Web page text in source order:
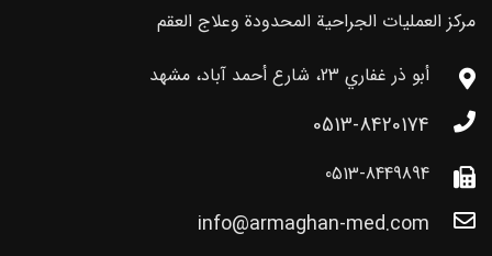
مركز العمليات الجراحية المحدودة وعلاج العقم
أبو ذر غفاري 23، شارع أحمد آباد، مشهد
0513-8420174
0513-8449894
info@armaghan-med.com